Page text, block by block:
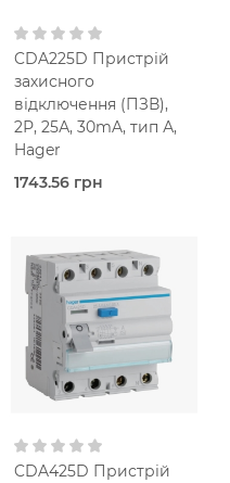
CDA225D Пристрій
захисного
відключення (ПЗВ),
2Р, 25А, 30mA, тип А,
Hager
1743.56 грн
Ампер
2-мод.
25 мм2
30 мА
230V AC
CDA425D Пристрій